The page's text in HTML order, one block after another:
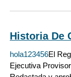
Historia De
hola123456El
Ejecutiva